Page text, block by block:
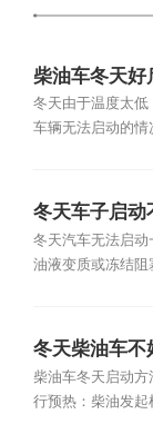
柴油车冬天好
冬天由于温度太
车辆无法启动的
冬天车子启动
冬天汽车无法启
油液变质或冻结阻
冬天柴油车不
柴油车冬天启动
行预热：柴油发起